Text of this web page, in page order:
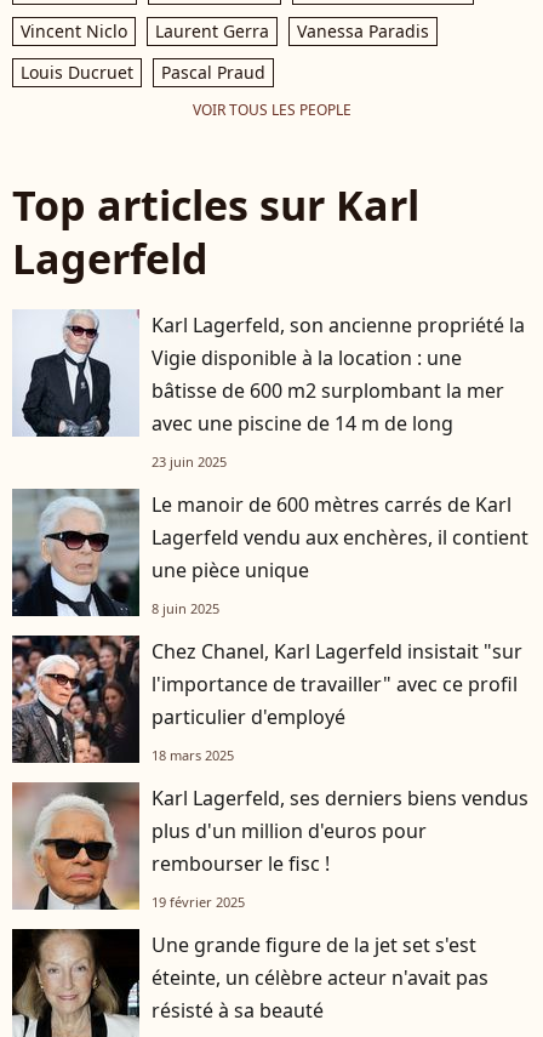
Vincent Niclo
Laurent Gerra
Vanessa Paradis
Louis Ducruet
Pascal Praud
VOIR TOUS LES PEOPLE
Top articles sur Karl
Lagerfeld
Karl Lagerfeld, son ancienne propriété la
Vigie disponible à la location : une
bâtisse de 600 m2 surplombant la mer
avec une piscine de 14 m de long
23 juin 2025
Le manoir de 600 mètres carrés de Karl
Lagerfeld vendu aux enchères, il contient
une pièce unique
8 juin 2025
Chez Chanel, Karl Lagerfeld insistait "sur
l'importance de travailler" avec ce profil
particulier d'employé
18 mars 2025
Karl Lagerfeld, ses derniers biens vendus
plus d'un million d'euros pour
rembourser le fisc !
19 février 2025
Une grande figure de la jet set s'est
éteinte, un célèbre acteur n'avait pas
résisté à sa beauté